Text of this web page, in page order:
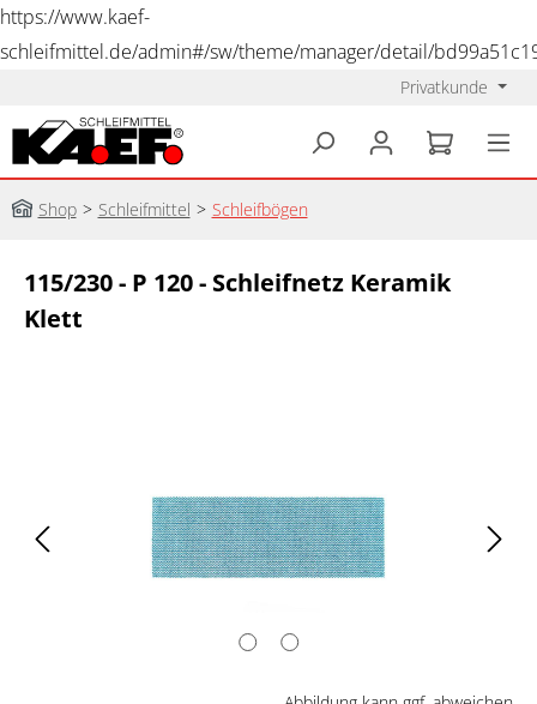
https://www.kaef-
schleifmittel.de/admin#/sw/theme/manager/detail/
Privatkunde
Shop > Schleifmittel > Schleifbögen
115/230 - P 120 - Schleifnetz Keramik
Klett